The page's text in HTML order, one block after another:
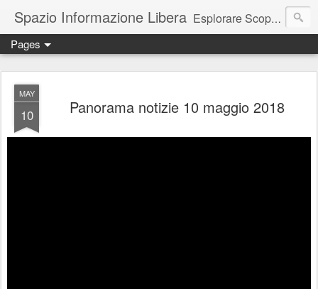
Spazio Informazione Libera Esplorare Scoprire Creare
Escursioni, viaggi, arte, tecnologia, attualità
Pages
MAY
10 Panorama notizie 10 maggio 2018